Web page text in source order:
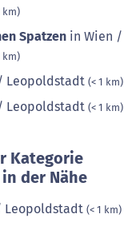
km)
Spatzen in Wien /
km)
Leopoldstadt (< 1 km)
Leopoldstadt (< 1 km)
Kategorie
der Nähe
Leopoldstadt (< 1 km)